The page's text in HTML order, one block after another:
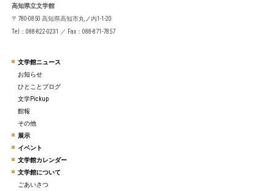
高知県立文学館
〒780-0850 高知県高知市丸ノ内1-1-20
Tel：088-822-0231 ／ Fax：088-871-7857
文学館ニュース
お知らせ
ひとことブログ
文学Pickup
館報
その他
展示
イベント
文学館カレンダー
文学館について
ごあいさつ